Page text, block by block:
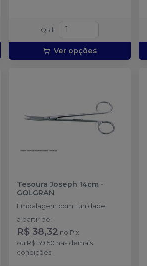
Qtd :
Ver opções
Tesoura Joseph 14cm -
GOLGRAN
Embalagem com 1 unidade
a partir de:
R$ 38,32 no Pix
ou R$ 39,50 nas demais
condições